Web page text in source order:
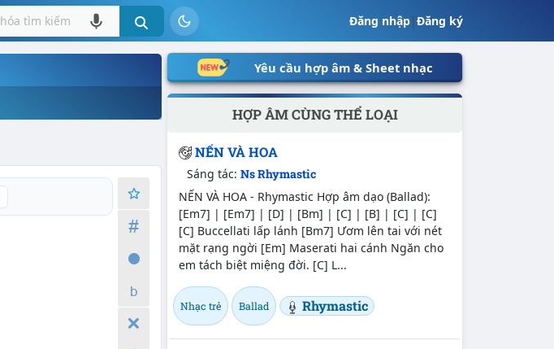
Đăng nhập|Đăng ký
Yêu cầu hợp âm & Sheet nhạc
HỢP ÂM CÙNG THỂ LOẠI
NẾN VÀ HOA
Sáng tác:Ns Rhymastic
NẾN VÀ HOA - Rhymastic Hợp âm dạo (Ballad):
[Em7] | [Em7] | [D] | [Bm] | [C] | [B] | [C] | [C]
[C] Buccellati lấp lánh [Bm7] Ươm lên tai với nét
mặt rạng ngời [Em] Maserati hai cánh Ngăn cho
em tách biệt miệng đời. [C] L...
Nhạc trẻ Ballad Rhymastic